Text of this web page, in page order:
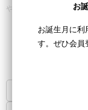
やシワの寄り具合に違お
お誕生月に利
す。ぜひ会員